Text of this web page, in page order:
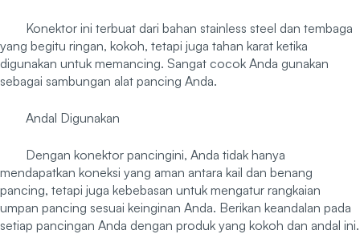
Konektor ini terbuat dari bahan stainless steel dan tembaga
yang begitu ringan, kokoh, tetapi juga tahan karat ketika
digunakan untuk memancing. Sangat cocok Anda gunakan
sebagai sambungan alat pancing Anda.
Andal Digunakan
Dengan konektor pancingini, Anda tidak hanya
mendapatkan koneksi yang aman antara kail dan benang
pancing, tetapi juga kebebasan untuk mengatur rangkaian
umpan pancing sesuai keinginan Anda. Berikan keandalan pada
setiap pancingan Anda dengan produk yang kokoh dan andal ini.